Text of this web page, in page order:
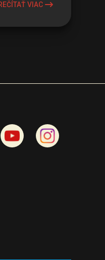
VIAC